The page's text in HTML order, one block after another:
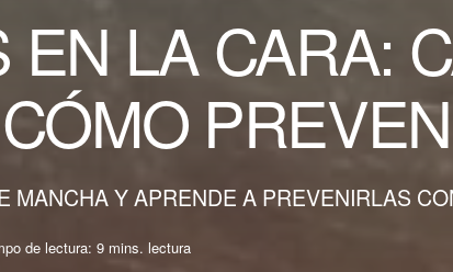
EN LA CARA:
CÓMO
MANCHA Y APRENDE A PREVENIRLAS
de lectura: 9 mins. lectura